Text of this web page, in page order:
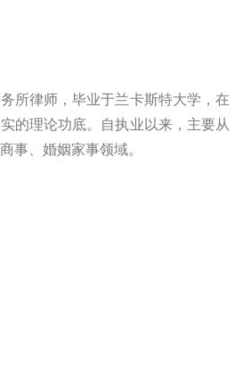
所律师，毕业于兰卡斯特大学，在
的理论功底。自执业以来，主要从
事、婚姻家事领域。